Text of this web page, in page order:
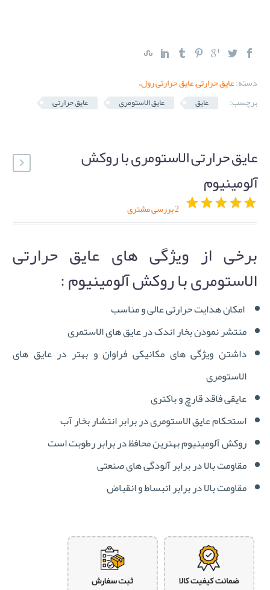
دسته:عایق حرارتی,عایق حرارتی رول.
برچسب:
عایق عایق الاستومری عایق حرارتی
عایق حرارتی الاستومری با روکش
آلومینیوم
5.00
out of
5
2
customer
ratings
2بررسی مشتری
برخی از ویژگی های عایق حرارتی
الاستومری با روکش آلومینیوم :
امکان هدایت حرارتی عالی و مناسب
منتشر نمودن بخار اندک در عایق های الاستمری
داشتن ویژگی های مکانیکی فراوان و بهتر در عایق های
الاستومری
عایقی فاقد قارچ و باکتری
استحکام عایق الاستومری در برابر انتشار بخار آب
روکش آلومینیوم بهترین محافظ در برابر رطوبت است
مقاومت بالا در برابر آلودگی های صنعتی
مقاومت بالا در برابر انبساط و انقباض